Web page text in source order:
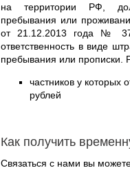
на территории РФ,
пребывания или
от 21.12.2013 года №
ответственность в виде
пребывания или прописки.
частников у которых
рублей
Как получить
Связаться с нами вы